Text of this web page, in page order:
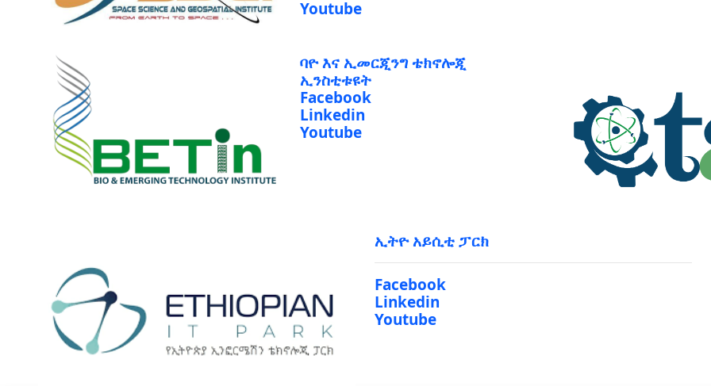
Youtube
ባዮ እና ኢመርጂንግ ቴክኖሎጂ
ኢንስቲቱዩት
Facebook
Linkedin
Youtube
ኢትዮ አይሲቲ ፓርክ
Facebook
Linkedin
Youtube